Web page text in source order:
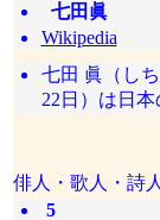
七田眞
Wikipedia
七田 眞（し
22日）は日本
俳人・歌人・詩
5